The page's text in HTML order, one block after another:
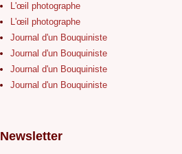
L'œil photographe
L'œil photographe
Journal d'un Bouquiniste
Journal d'un Bouquiniste
Journal d'un Bouquiniste
Journal d'un Bouquiniste
Newsletter